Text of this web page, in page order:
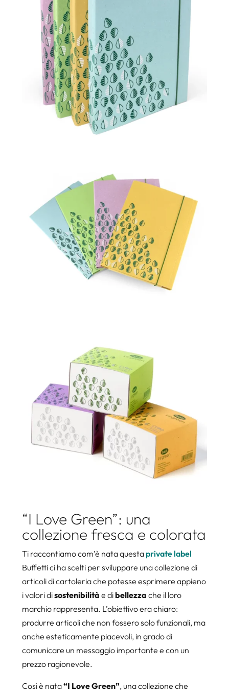
“I Love Green”: una
collezione fresca e colorata
Ti raccontiamo com’è nata questa private label
Buffetti ci ha scelti per sviluppare una collezione di
articoli di cartoleria che potesse esprimere appieno
i valori disostenibilità e dibellezza che il loro
marchio rappresenta. L’obiettivo era chiaro:
produrre articoli che non fossero solo funzionali, ma
anche esteticamente piacevoli, in grado di
comunicare un messaggio importante e con un
prezzo ragionevole.
Così è nata“I Love Green”, una collezione che